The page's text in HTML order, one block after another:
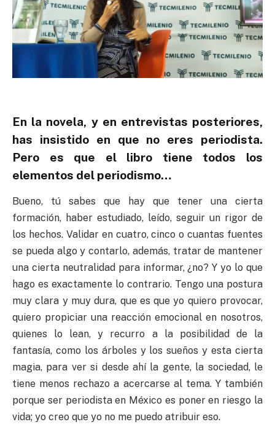
En la novela, y en entrevistas posteriores,
has insistido en que no eres periodista.
Pero es que el libro tiene todos los
elementos del periodismo…
Bueno, tú sabes que hay que tener una cierta
formación, haber estudiado, leído, seguir un rigor de
los hechos. Validar en cuatro, cinco o cuantas fuentes
se pueda algo y contarlo, además, tratar de mantener
una cierta neutralidad para informar, ¿no? Y yo lo que
hago es exactamente lo contrario. Tengo una postura
muy clara y muy dura, que es que yo quiero provocar,
quiero propiciar una reacción emocional en nosotros,
quienes lo lean, y recurro a la posibilidad de la
fantasía, como los árboles y los sueños y esta cierta
magia, para ver si desde ahí la gente, la sociedad, le
tiene menos rechazo a acercarse al tema. Y también
porque ser periodista en México es poner en riesgo la
vida; yo creo que yo no me puedo atribuir eso.